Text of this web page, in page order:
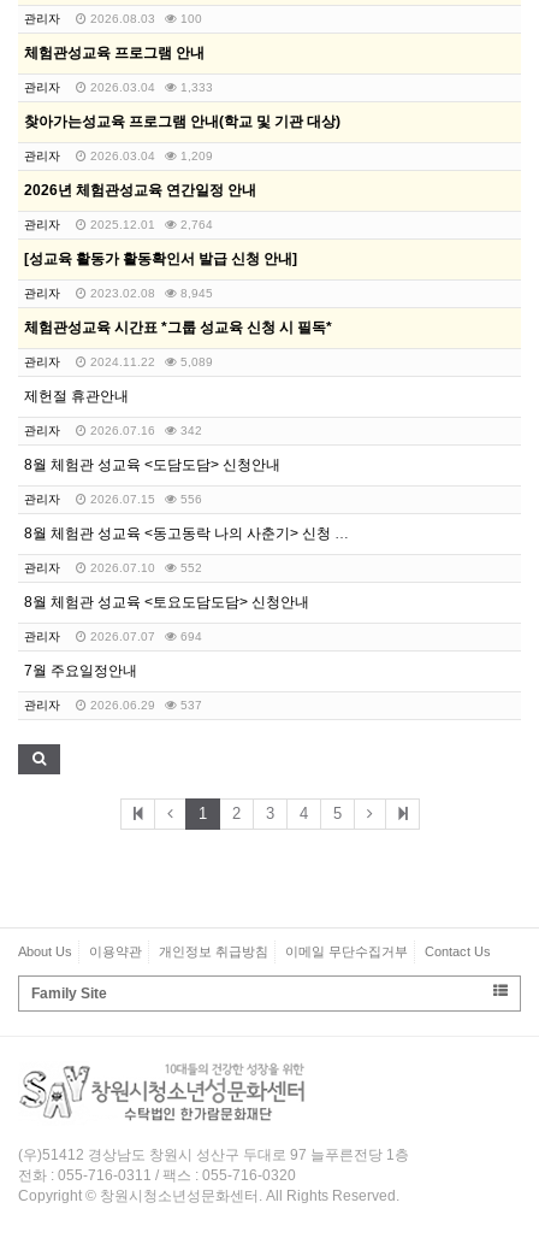
관리자 2026.08.03 100
체험관성교육 프로그램 안내
관리자 2026.03.04 1,333
찾아가는성교육 프로그램 안내(학교 및 기관 대상)
관리자 2026.03.04 1,209
2026년 체험관성교육 연간일정 안내
관리자 2025.12.01 2,764
[성교육 활동가 활동확인서 발급 신청 안내]
관리자 2023.02.08 8,945
체험관성교육 시간표 *그룹 성교육 신청 시 필독*
관리자 2024.11.22 5,089
제헌절 휴관안내
관리자 2026.07.16 342
8월 체험관 성교육 <도담도담> 신청안내
관리자 2026.07.15 556
8월 체험관 성교육 <동고동락 나의 사춘기> 신청 안내
관리자 2026.07.10 552
8월 체험관 성교육 <토요도담도담> 신청안내
관리자 2026.07.07 694
7월 주요일정안내
관리자 2026.06.29 537
1 2 3 4 5
About Us 이용약관 개인정보 취급방침 이메일 무단수집거부 Contact Us
Family Site
(우)51412 경상남도 창원시 성산구 두대로 97 늘푸른전당 1층
전화 : 055-716-0311 / 팩스 : 055-716-0320
Copyright © 창원시청소년성문화센터. All Rights Reserved.